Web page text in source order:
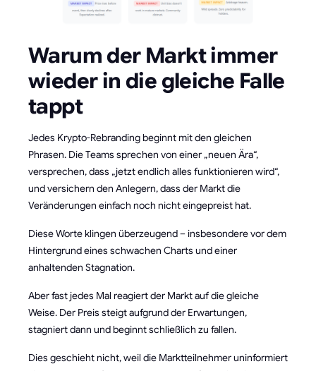
Warum der Markt immer
wieder in die gleiche Falle
tappt
Jedes Krypto-Rebranding beginnt mit den gleichen
Phrasen. Die Teams sprechen von einer „neuen Ära“,
versprechen, dass „jetzt endlich alles funktionieren wird“,
und versichern den Anlegern, dass der Markt die
Veränderungen einfach noch nicht eingepreist hat.
Diese Worte klingen überzeugend – insbesondere vor dem
Hintergrund eines schwachen Charts und einer
anhaltenden Stagnation.
Aber fast jedes Mal reagiert der Markt auf die gleiche
Weise. Der Preis steigt aufgrund der Erwartungen,
stagniert dann und beginnt schließlich zu fallen.
Dies geschieht nicht, weil die Marktteilnehmer uninformiert